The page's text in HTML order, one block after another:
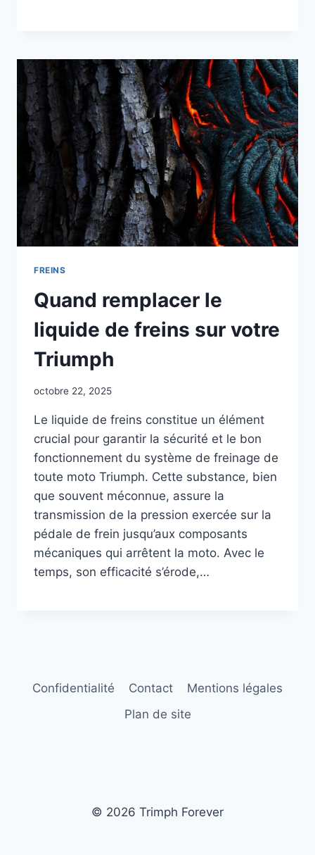
FREINS
Quand remplacer le
liquide de freins sur votre
Triumph
octobre 22, 2025
Le liquide de freins constitue un élément
crucial pour garantir la sécurité et le bon
fonctionnement du système de freinage de
toute moto Triumph. Cette substance, bien
que souvent méconnue, assure la
transmission de la pression exercée sur la
pédale de frein jusqu’aux composants
mécaniques qui arrêtent la moto. Avec le
temps, son efficacité s’érode,…
Confidentialité Contact
Mentions légales
Plan de site
© 2026 Trimph Forever